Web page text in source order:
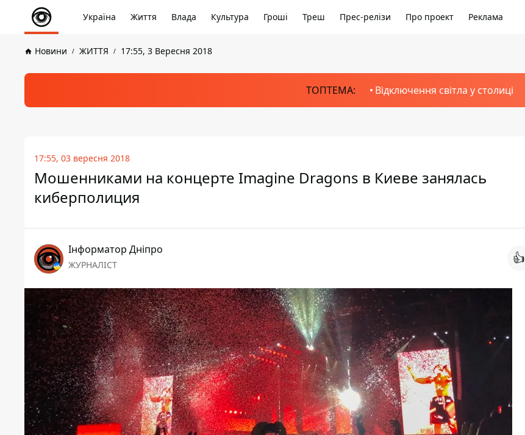
Україна Життя Влада Культура Гроші Треш Прес-релізи Про проект Реклама
Новини ЖИТТЯ 17:55, 3 Вересня 2018
ТОПТЕМА: Відключення світла у столиці
17:55, 03 вересня 2018
Мошенниками на концерте Imagine Dragons в Киеве занялась
киберполиция
Інформатор Дніпро
ЖУРНАЛІСТ 👍